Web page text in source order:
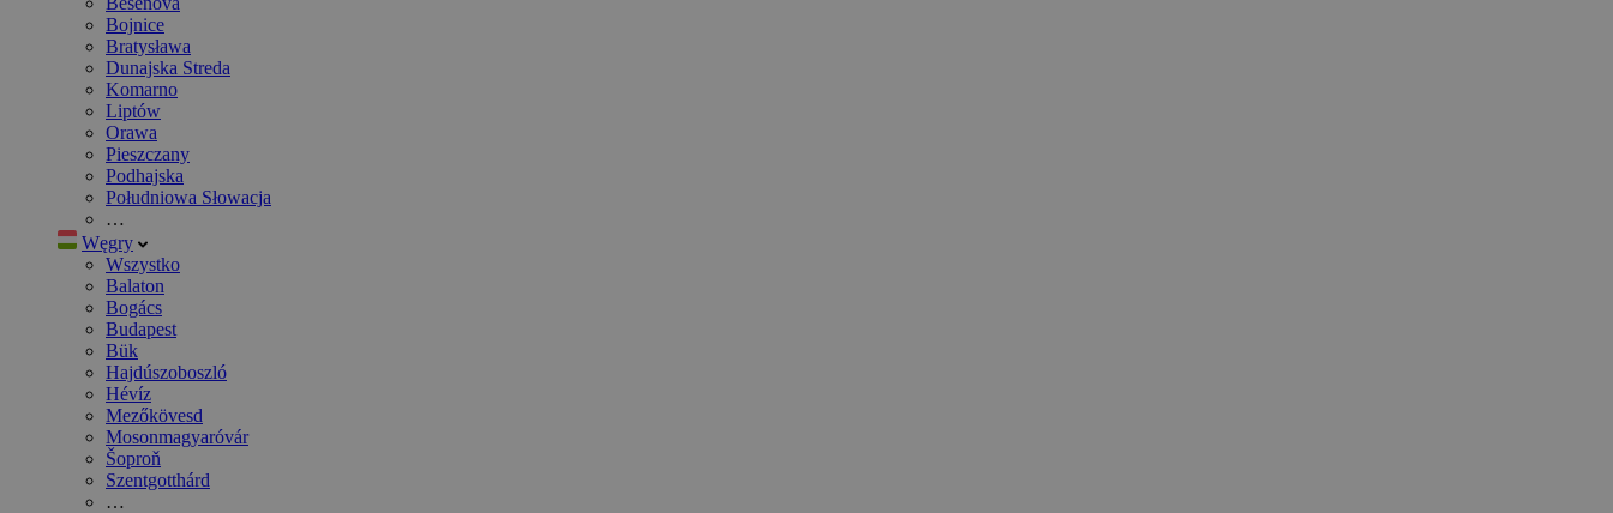
Bojnice
Bratysława
Dunajska Streda
Komarno
Liptów
Orawa
Pieszczany
Podhajska
Południowa Słowacja
…
Węgry
Wszystko
Balaton
Bogács
Budapest
Bük
Hajdúszoboszló
Hévíz
Mezőkövesd
Mosonmagyaróvár
Šoproň
Szentgotthárd
…